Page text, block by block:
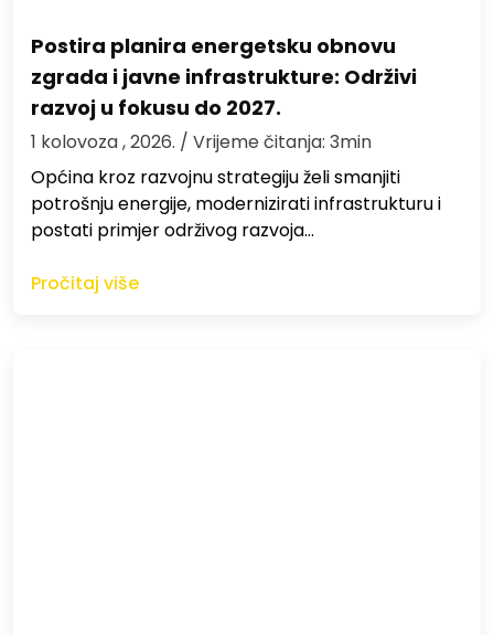
Postira planira energetsku obnovu
zgrada i javne infrastrukture: Održivi
razvoj u fokusu do 2027.
1 kolovoza , 2026. / Vrijeme čitanja: 3min
Općina kroz razvojnu strategiju želi smanjiti
potrošnju energije, modernizirati infrastrukturu i
postati primjer održivog razvoja…
Pročitaj više